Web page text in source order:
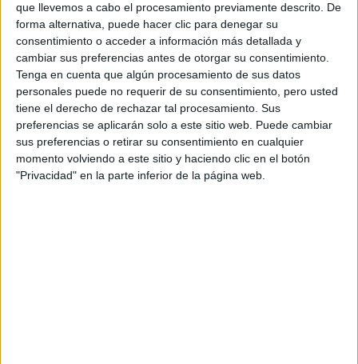
que llevemos a cabo el procesamiento previamente descrito. De
forma alternativa, puede hacer clic para denegar su
consentimiento o acceder a información más detallada y
cambiar sus preferencias antes de otorgar su consentimiento.
Tenga en cuenta que algún procesamiento de sus datos
personales puede no requerir de su consentimiento, pero usted
tiene el derecho de rechazar tal procesamiento. Sus
preferencias se aplicarán solo a este sitio web. Puede cambiar
sus preferencias o retirar su consentimiento en cualquier
momento volviendo a este sitio y haciendo clic en el botón
"Privacidad" en la parte inferior de la página web.
Certificaciones